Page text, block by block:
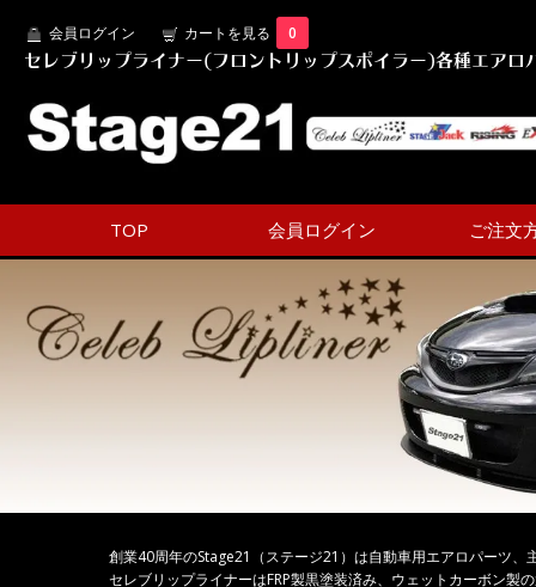
会員ログイン カートを見る 0
セレブリップライナー(フロントリップスポイラー)各種エア
TOP 会員ログイン ご注文
創業40周年のStage21（ステージ21）は自動車用エアロパーツ
セレブリップライナーはFRP製黒塗装済み、ウェットカーボン製